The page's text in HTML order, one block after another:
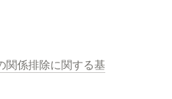
関係排除に関する基